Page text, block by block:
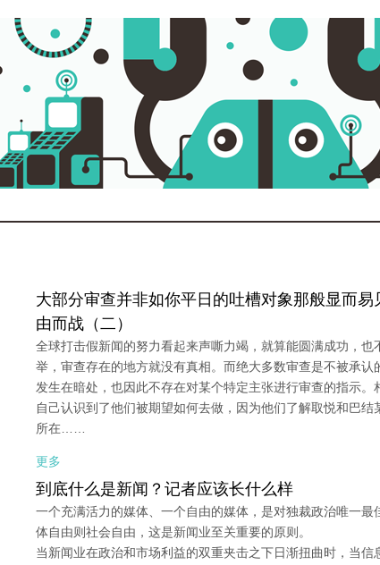
大部分审查并非如你平日的吐槽对象那般显而
由而战（二）
全球打击假新闻的努力看起来声嘶力竭，就算能圆满成功，也
举，审查存在的地方就没有真相。而绝大多数审查是不被承认
发生在暗处，也因此不存在对某个特定主张进行审查的指示。
自己认识到了他们被期望如何去做，因为他们了解取悦和巴结
所在……
更多
到底什么是新闻？记者应该长什么样
一个充满活力的媒体、一个自由的媒体，是对独裁政治唯一最
体自由则社会自由，这是新闻业至关重要的原则。
当新闻业在政治和市场利益的双重夹击之下日渐扭曲时，当信